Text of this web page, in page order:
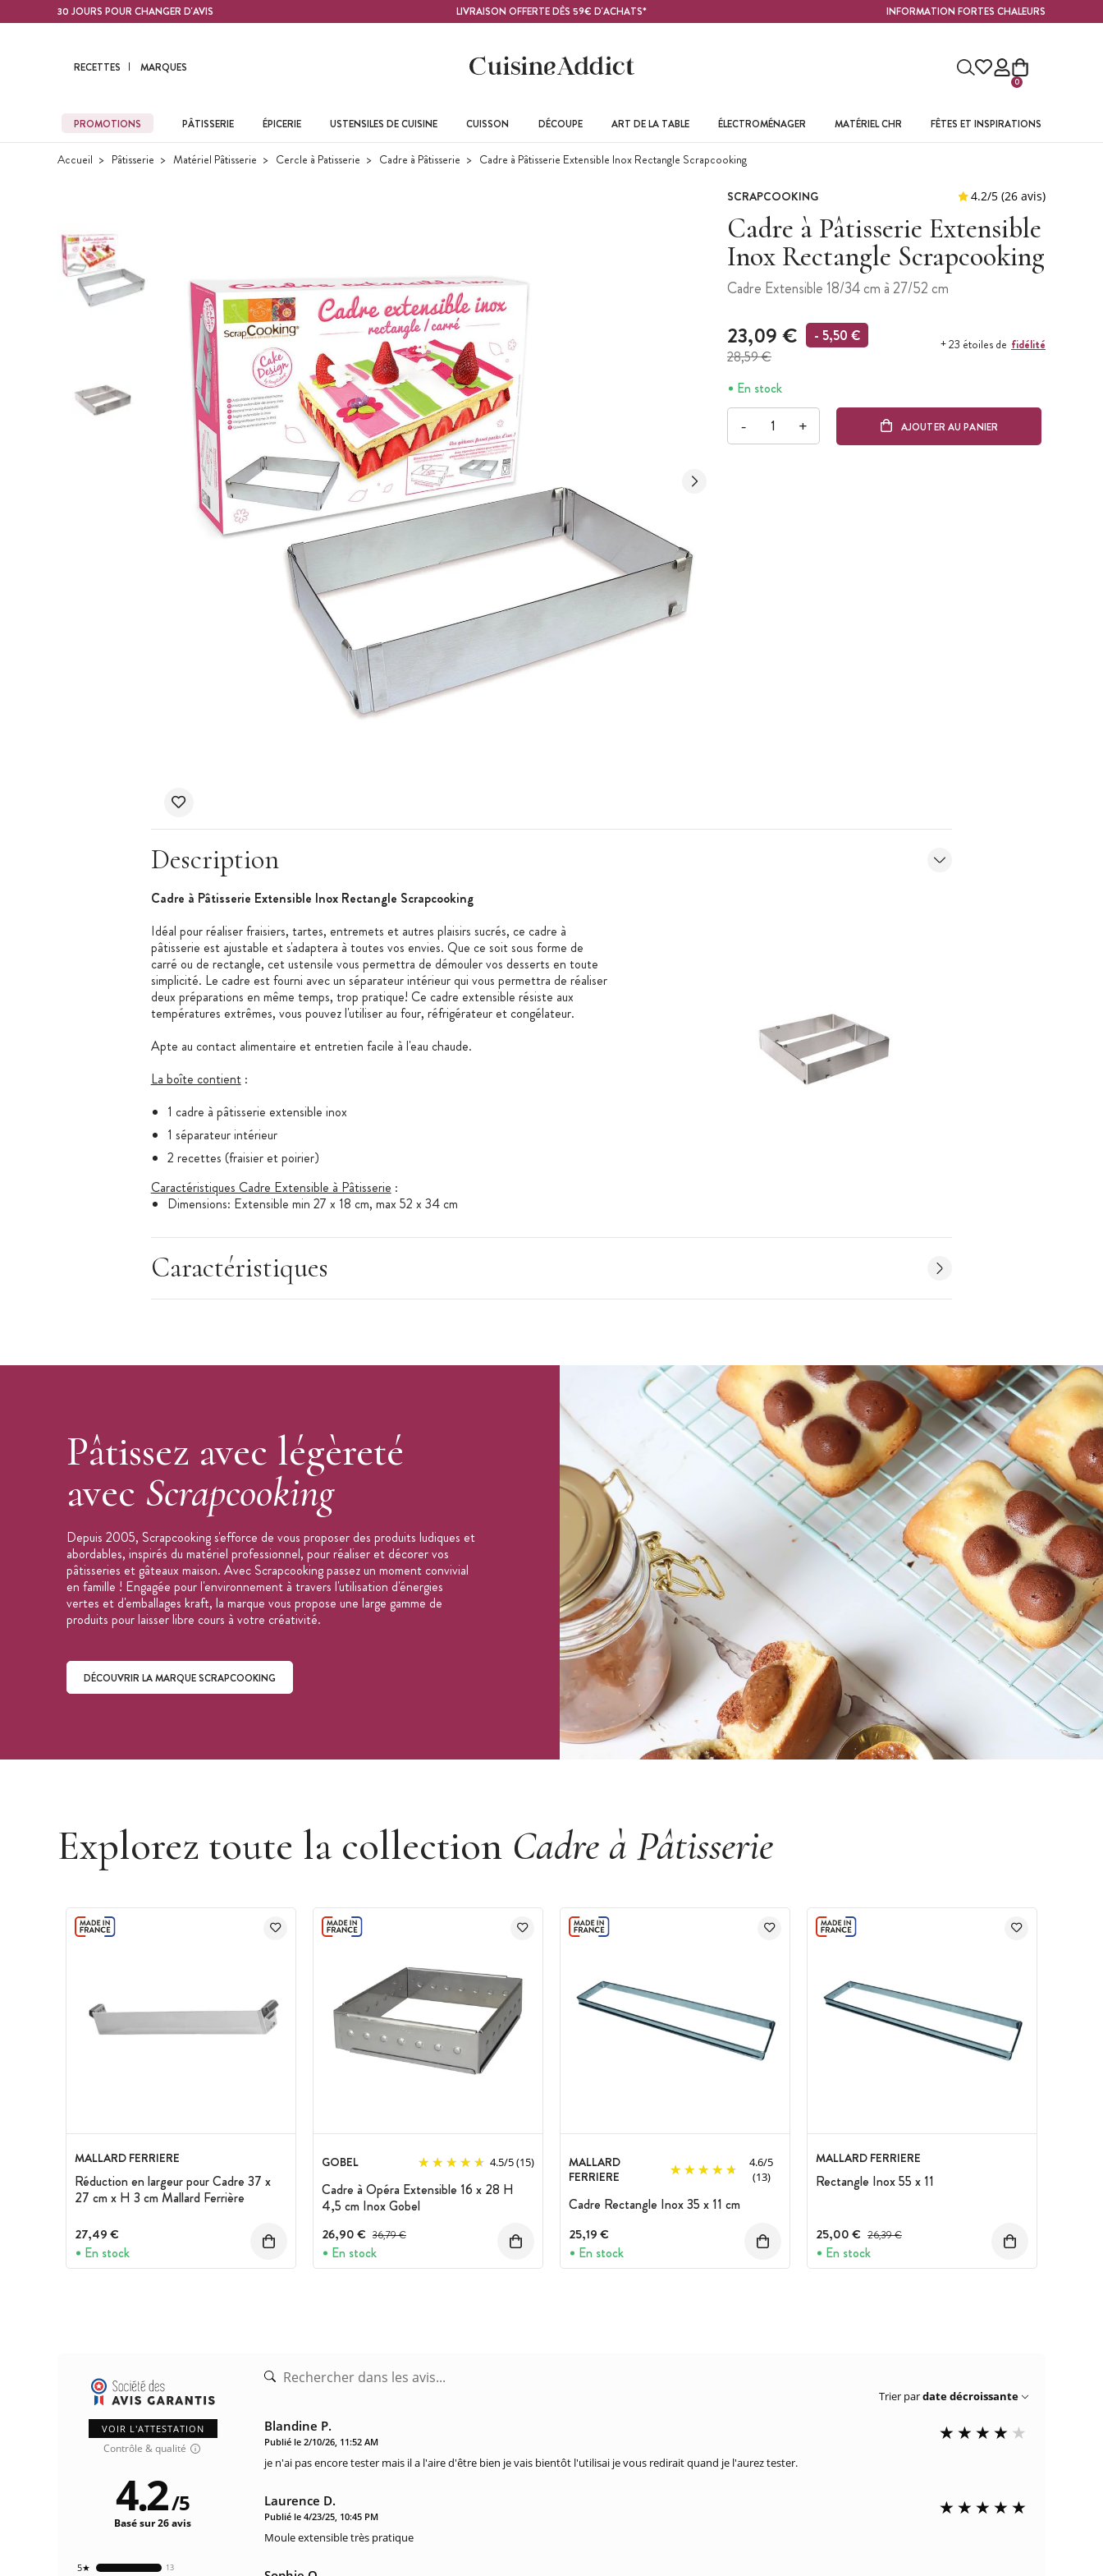
Contenu principal30 JOURS POUR CHANGER D'AVIS LIVRAISON OFFERTE DÈS 59€ D'ACHATS* INFORMATION FORTES CHALEURS
RECETTES MARQUES
0
PROMOTIONS PÂTISSERIE ÉPICERIE USTENSILES DE CUISINE CUISSON DÉCOUPE ART DE LA TABLE ÉLECTROMÉNAGER MATÉRIEL CHR FÊTES ET INSPIRATIONS
Accueil Pâtisserie Matériel Pâtisserie Cercle à Patisserie Cadre à Pâtisserie Cadre à Pâtisserie Extensible Inox Rectangle Scrapcooking
SCRAPCOOKING
Cadre à Pâtisserie Extensible
Inox Rectangle Scrapcooking
Cadre Extensible 18/34 cm à 27/52 cm
23,09 €
28,59 €
- 5,50 € + 23 étoiles de fidélité
En stock
- + AJOUTER AU PANIER
Description
Cadre à Pâtisserie Extensible Inox Rectangle Scrapcooking
Idéal pour réaliser fraisiers, tartes, entremets et autres plaisirs sucrés, ce cadre à
pâtisserie est ajustable et s'adaptera à toutes vos envies. Que ce soit sous forme de
carré ou de rectangle, cet ustensile vous permettra de démouler vos desserts en toute
simplicité. Le cadre est fourni avec un séparateur intérieur qui vous permettra de réaliser
deux préparations en même temps, trop pratique! Ce cadre extensible résiste aux
températures extrêmes, vous pouvez l'utiliser au four, réfrigérateur et congélateur.
Apte au contact alimentaire et entretien facile à l'eau chaude.
La boîte contient:
1 cadre à pâtisserie extensible inox
1 séparateur intérieur
2 recettes (fraisier et poirier)
Caractéristiques Cadre Extensible à Pâtisserie :
Dimensions: Extensible min 27 x 18 cm, max 52 x 34 cm
Matériau: Inox
Marque : Scrapcooking
Caractéristiques
Pâtissez avec légèreté
avec Scrapcooking
Depuis 2005, Scrapcooking s'efforce de vous proposer des produits ludiques et
abordables, inspirés du matériel professionnel, pour réaliser et décorer vos
pâtisseries et gâteaux maison. Avec Scrapcooking passez un moment convivial
en famille ! Engagée pour l'environnement à travers l'utilisation d'énergies
vertes et d'emballages kraft, la marque vous propose une large gamme de
produits pour laisser libre cours à votre créativité.
DÉCOUVRIR LA MARQUE SCRAPCOOKING
Explorez toute la collection Cadre à Pâtisserie
MALLARD FERRIERE
Réduction en largeur pour Cadre 37 x
27 cm x H 3 cm Mallard Ferrière
27,49 €
En stock
GOBEL 4.5/5(15)
Cadre à Opéra Extensible 16 x 28 H
4,5 cm Inox Gobel
26,90 € Prix avant réduction :
36,79 €
En stock
MALLARD
FERRIERE
4.6/5
(13)
Cadre Rectangle Inox 35 x 11 cm
25,19 €
En stock
MALLARD FERRIERE
Rectangle Inox 55 x 11
25,00 € Prix avant réduction :
26,39 €
En stock
VOIR L'ATTESTATION
Contrôle & qualité
13
5★
4.2/5
Basé sur 26 avis
Trier pardate décroissante
Blandine P.
Publié le 2/10/26, 11:52 AM
je n'ai pas encore tester mais il a l'aire d'être bien je vais bientôt l'utilisai je vous redirait quand je l'aurez tester.
Laurence D.
Publié le 4/23/25, 10:45 PM
Moule extensible très pratique